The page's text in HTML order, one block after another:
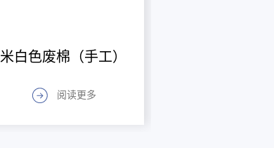
米白色废棉（手工）
阅读更多